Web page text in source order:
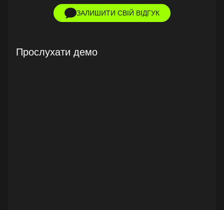
ЗАЛИШИТИ СВІЙ ВІДГУК
Прослухати демо